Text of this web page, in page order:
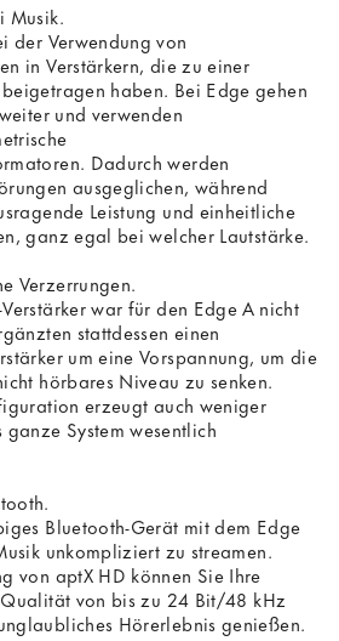
Musik.
der Verwendung von
in Verstärkern, die zu einer
haben. Bei Edge gehen
und verwenden
Dadurch werden
ausgeglichen, während
Leistung und einheitliche
ganz egal bei welcher Lautstärke.
Verzerrungen.
war für den Edge A nicht
stattdessen einen
um eine Vorspannung, um die
hörbares Niveau zu senken.
erzeugt auch weniger
System wesentlich
Bluetooth-Gerät mit dem Edge
unkompliziert zu streamen.
von aptX HD können Sie Ihre
von bis zu 24 Bit/48 kHz
Hörerlebnis genießen.